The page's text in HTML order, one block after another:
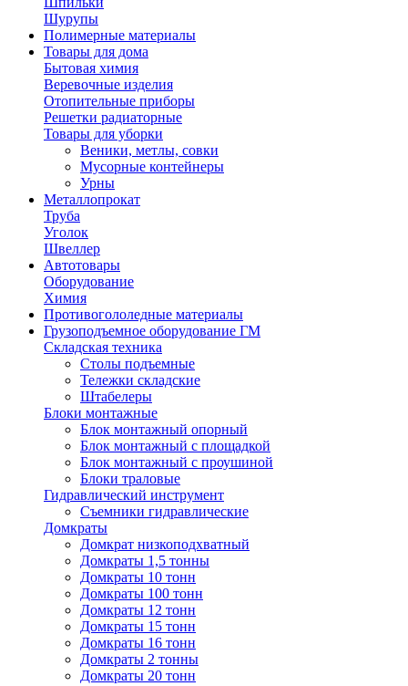
Шурупы
Полимерные материалы
Товары для дома
Бытовая химия
Веревочные изделия
Отопительные приборы
Решетки радиаторные
Товары для уборки
Веники, метлы, совки
Мусорные контейнеры
Урны
Металлопрокат
Труба
Уголок
Швеллер
Автотовары
Оборудование
Химия
Противогололедные материалы
Грузоподъемное оборудование ГМ
Складская техника
Столы подъемные
Тележки складские
Штабелеры
Блоки монтажные
Блок монтажный опорный
Блок монтажный с площадкой
Блок монтажный с проушиной
Блоки траловые
Гидравлический инструмент
Съемники гидравлические
Домкраты
Домкрат низкоподхватный
Домкраты 1,5 тонны
Домкраты 10 тонн
Домкраты 100 тонн
Домкраты 12 тонн
Домкраты 15 тонн
Домкраты 16 тонн
Домкраты 2 тонны
Домкраты 20 тонн